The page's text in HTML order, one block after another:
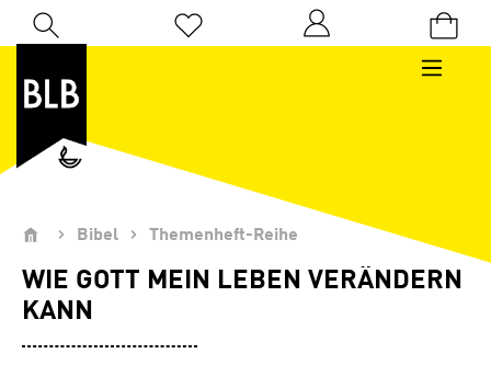
Zum Hauptinhalt springen
Du hast 0 Produkte auf dem Merkzettel
Bibel Themenheft-Reihe
WIE GOTT MEIN LEBEN VERÄNDERN
KANN